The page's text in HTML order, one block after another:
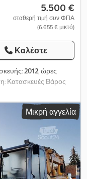
5.500 €
σταθερή τιμή συν ΦΠΑ
(6.655 € μικτό)
Καλέστε
2012, ώρες
Κατασκευές Βάρος
D905 Απόδοση: 2
Πίεση
με το
Μικρή αγγελία